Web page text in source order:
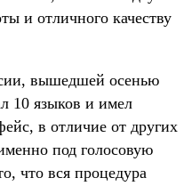
и отличного качеству
вышедшей осенью
10 языков и имел
в отличие от других
под голосовую
что вся процедура